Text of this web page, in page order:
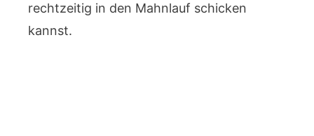
rechtzeitig in den Mahnlauf schicken
kannst.